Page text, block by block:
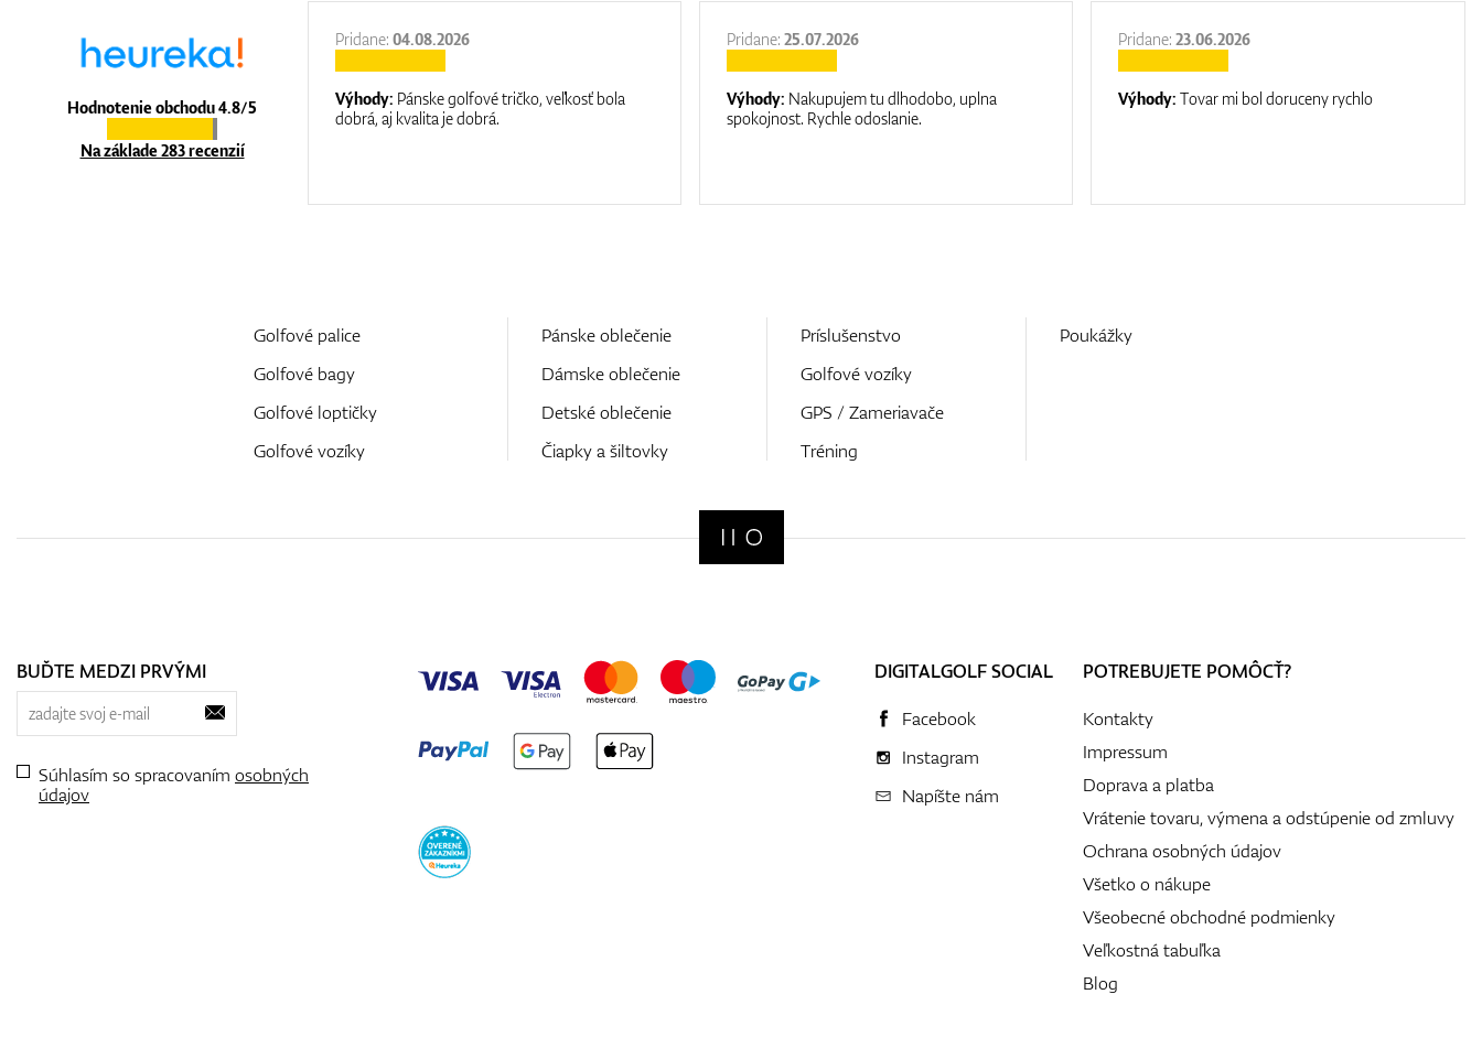
Hodnotenie obchodu 4.8/5
Na základe 283 recenzií
It is a great shop where they help you
Pridane:04.08.2026
Výhody: Pánske golfové tričko, veľkosť bola
dobrá, aj kvalita je dobrá.
Pridane:25.07.2026
Výhody: Nakupujem tu dlhodobo, uplna
spokojnost. Rychle odoslanie.
Pridane:23.06.2026
Výhody:Tovar mi bol doruceny rychlo
Golfové palice
Golfové bagy
Golfové loptičky
Golfové vozíky
Pánske oblečenie
Dámske oblečenie
Detské oblečenie
Čiapky a šiltovky
Príslušenstvo
Golfové vozíky
GPS / Zameriavače
Tréning
Poukážky
BUĎTE MEDZI PRVÝMI
Súhlasím so spracovaním osobných
údajov
DIGITALGOLF SOCIAL
Facebook
Instagram
Napíšte nám
POTREBUJETE POMÔCŤ?
Kontakty
Impressum
Doprava a platba
Vrátenie tovaru, výmena a odstúpenie od zmluvy
Ochrana osobných údajov
Všetko o nákupe
Všeobecné obchodné podmienky
Veľkostná tabuľka
Blog